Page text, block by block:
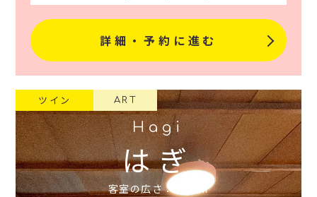
詳細・予約に進む
Hagi
はぎ
客室の広さ：約11㎡
ツイン ART